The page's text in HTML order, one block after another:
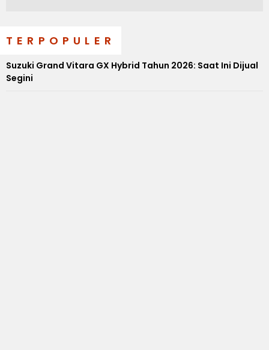
TERPOPULER
Suzuki Grand Vitara GX Hybrid Tahun 2026: Saat Ini Dijual
Segini